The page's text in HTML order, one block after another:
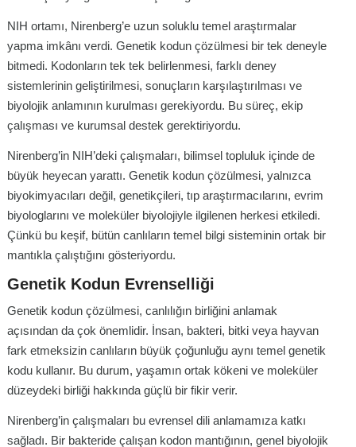
NIH ortamı, Nirenberg’e uzun soluklu temel araştırmalar
yapma imkânı verdi. Genetik kodun çözülmesi bir tek deneyle
bitmedi. Kodonların tek tek belirlenmesi, farklı deney
sistemlerinin geliştirilmesi, sonuçların karşılaştırılması ve
biyolojik anlamının kurulması gerekiyordu. Bu süreç, ekip
çalışması ve kurumsal destek gerektiriyordu.
Nirenberg’in NIH’deki çalışmaları, bilimsel topluluk içinde de
büyük heyecan yarattı. Genetik kodun çözülmesi, yalnızca
biyokimyacıları değil, genetikçileri, tıp araştırmacılarını, evrim
biyologlarını ve moleküler biyolojiyle ilgilenen herkesi etkiledi.
Çünkü bu keşif, bütün canlıların temel bilgi sisteminin ortak bir
mantıkla çalıştığını gösteriyordu.
Genetik Kodun Evrenselliği
Genetik kodun çözülmesi, canlılığın birliğini anlamak
açısından da çok önemlidir. İnsan, bakteri, bitki veya hayvan
fark etmeksizin canlıların büyük çoğunluğu aynı temel genetik
kodu kullanır. Bu durum, yaşamın ortak kökeni ve moleküler
düzeydeki birliği hakkında güçlü bir fikir verir.
Nirenberg’in çalışmaları bu evrensel dili anlamamıza katkı
sağladı. Bir bakteride çalışan kodon mantığının, genel biyolojik